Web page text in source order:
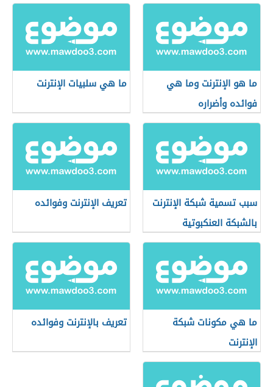
ما هو الإنترنت وما هي
فوائده وأضراره
ما هي سلبيات الإنترنت
سبب تسمية شبكة الإنترنت
بالشبكة العنكبوتية
تعريف الإنترنت وفوائده
ما هي مكونات شبكة
الإنترنت
تعريف بالإنترنت وفوائده